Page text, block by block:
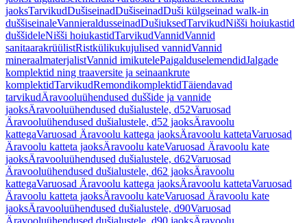
jaoksTarvikudDušiseinadDušiseinadDuši külgseinad walk-in
duššiseinaleVannieraldusseinadDušiuksedTarvikudNišši hoiukastid
duššideleNišši hoiukastidTarvikudVannidVannid
sanitaarakrüülistRistkülikukujulised vannidVannid
mineraalmaterjalistVannid imikutelePaigalduselemendidJalgade
komplektid ning traaversite ja seinaankrute
komplektidTarvikudRemondikomplektidTäiendavad
tarvikudÄravooluühendused duššide ja vannide
jaoksÄravooluühendused dušialustele, d52Varuosad
Äravooluühendused dušialustele, d52 jaoksÄravoolu
kattegaVaruosad Äravoolu kattega jaoksÄravoolu kattetaVaruosad
Äravoolu katteta jaoksÄravoolu kateVaruosad Äravoolu kate
jaoksÄravooluühendused dušialustele, d62Varuosad
Äravooluühendused dušialustele, d62 jaoksÄravoolu
kattegaVaruosad Äravoolu kattega jaoksÄravoolu kattetaVaruosad
Äravoolu katteta jaoksÄravoolu kateVaruosad Äravoolu kate
jaoksÄravooluühendused dušialustele, d90Varuosad
Äravooluühendused dušialustele, d90 jaoksÄravoolu